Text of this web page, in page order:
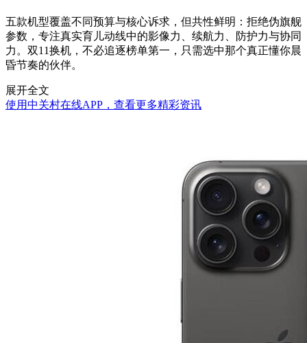
五款机型覆盖不同预算与核心诉求，但共性鲜明：拒绝伪旗舰
参数，专注真实育儿动线中的影像力、续航力、防护力与协同
力。双11换机，不必追逐榜单第一，只需选中那个真正懂你晨
昏节奏的伙伴。
展开全文
使用中关村在线APP，查看更多精彩资讯